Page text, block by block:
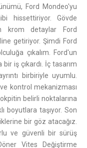
Ford Mondeo'yu
hissettiriyor. Gövde
krom detaylar Ford
getiriyor. Şimdi Ford
çıkalım. Ford'un
iş çıkardı. İç tasarım
birbiriyle uyumlu.
kontrol mekanizması
belirli noktalarına
boyutlara taşıyor. Son
bir göz atacağız.
ve güvenli bir sürüş
Vites Değiştirme